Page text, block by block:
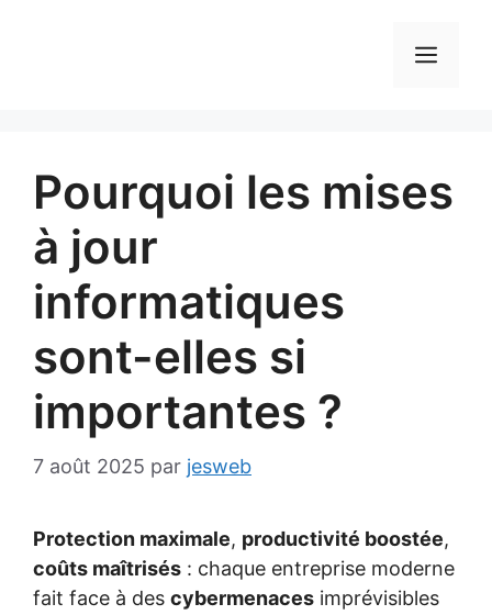
Pourquoi les mises
à jour
informatiques
sont-elles si
importantes ?
7 août 2025 par jesweb
Protection maximale, productivité boostée,
coûts maîtrisés : chaque entreprise moderne
fait face à des cybermenaces imprévisibles